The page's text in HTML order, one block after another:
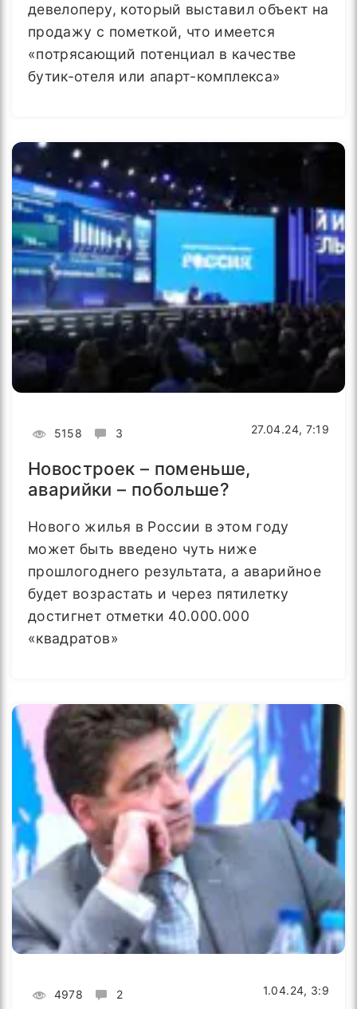
девелоперу, который выставил объект на
продажу с пометкой, что имеется
«потрясающий потенциал в качестве
бутик-отеля или апарт-комплекса»
5158 3 27.04.24, 7:19
Новостроек – поменьше,
аварийки – побольше?
Нового жилья в России в этом году
может быть введено чуть ниже
прошлогоднего результата, а аварийное
будет возрастать и через пятилетку
достигнет отметки 40.000.000
«квадратов»
4978 2 1.04.24, 3:9